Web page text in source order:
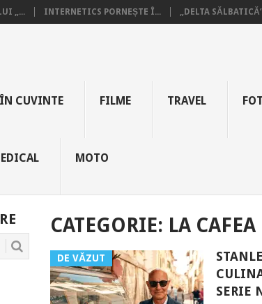
„... INTERNETICS PORNEȘTE Î... „DELTA
ÎN CUVINTE FILME TRAVEL
MOTO
CATEGORIE: LA CAFEA
DE VĂZUT
SERIE